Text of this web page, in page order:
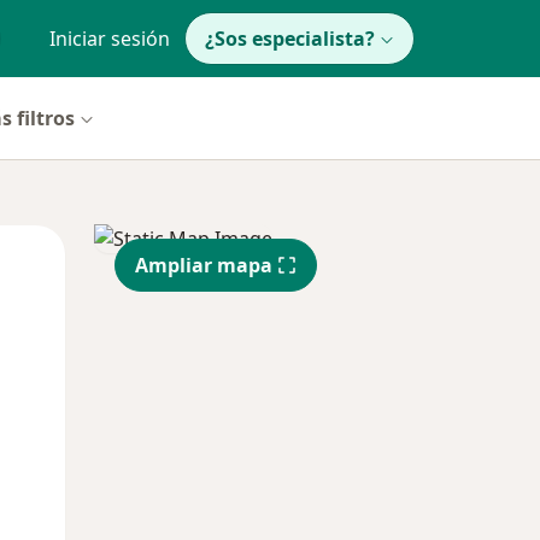
Iniciar sesión ¿Sos especialista?
filtros
Mié
12 Ago
Jue
13 Ago
Ampliar mapa